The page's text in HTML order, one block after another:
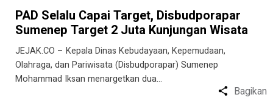
PAD Selalu Capai Target, Disbudporapar
Sumenep Target 2 Juta Kunjungan Wisata
JEJAK.CO – Kepala Dinas Kebudayaan, Kepemudaan,
Olahraga, dan Pariwisata (Disbudporapar) Sumenep
Mohammad Iksan menargetkan dua…
Bagikan